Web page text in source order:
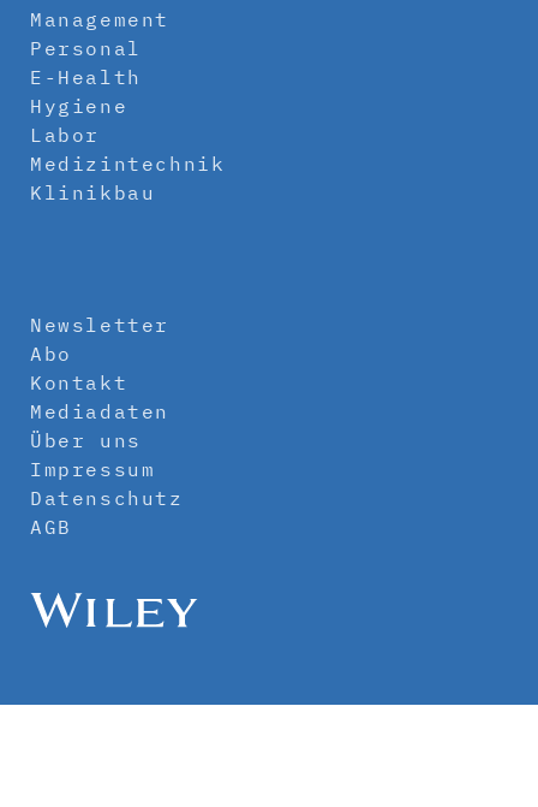
Management
Personal
E-Health
Hygiene
Labor
Medizintechnik
Klinikbau
Newsletter
Abo
Kontakt
Mediadaten
Über uns
Impressum
Datenschutz
AGB